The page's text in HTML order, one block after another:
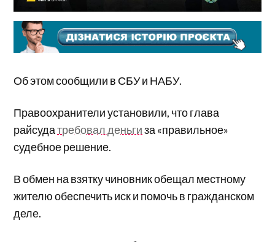
Об этом сообщили в СБУ и НАБУ.
Правоохранители установили, что глава
райсудатребовал деньгиза «правильное»
судебное решение.
В обмен на взятку чиновник обещал местному
жителю обеспечить иск и помочь в гражданском
деле.